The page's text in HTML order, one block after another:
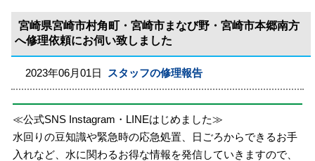
宮崎県宮崎市村角町・宮崎市まなび野・宮崎市本郷南方
へ修理依頼にお伺い致しました
2023年06月01日 スタッフの修理報告
≪公式SNS Instagram・LINEはじめました≫
水回りの豆知識や緊急時の応急処置、日ごろからできるお手
入れなど、水に関わるお得な情報を発信していきますので、